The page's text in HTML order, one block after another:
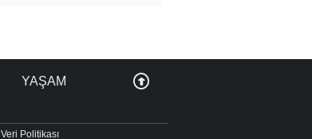
YAŞAM
Veri Politikası